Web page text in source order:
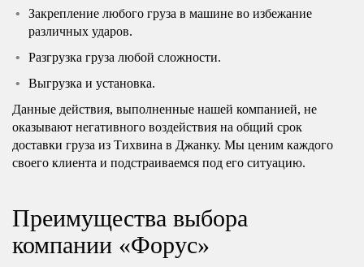
Закрепление любого груза в машине во избежание
различных ударов.
Разгрузка груза любой сложности.
Выгрузка и установка.
Данные действия, выполненные нашей компанией, не
оказывают негативного воздействия на общий срок
доставки груза из Тихвина в Джанку. Мы ценим каждого
своего клиента и подстраиваемся под его ситуацию.
Преимущества выбора
компании «Форус»